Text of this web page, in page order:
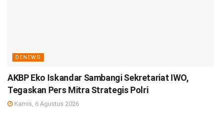
DENEWS
AKBP Eko Iskandar Sambangi Sekretariat IWO,
Tegaskan Pers Mitra Strategis Polri
Kamis, 6 Agustus 2026